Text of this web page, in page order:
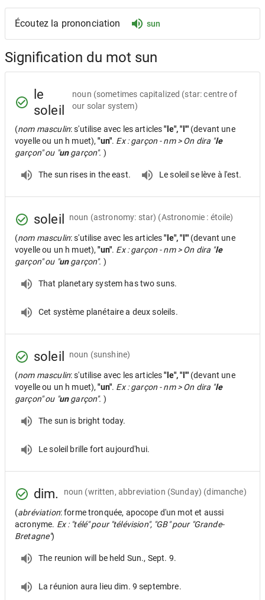
Écoutez la prononciation sun
Signification du mot sun
le
soleil
noun (sometimes capitalized (star: centre of
our solar system)
(nom masculin: s'utilise avec les articles"le", "l'" (devant une
voyelle ou un h muet),"un". Ex : garçon - nm > On dira "le
garçon" ou "ungarçon". )
The sun rises in the east. Le soleil se lève à l'est.
soleil noun (astronomy: star) (Astronomie : étoile)
(nom masculin: s'utilise avec les articles"le", "l'" (devant une
voyelle ou un h muet),"un". Ex : garçon - nm > On dira "le
garçon" ou "ungarçon". )
That planetary system has two suns.
Cet système planétaire a deux soleils.
soleil noun (sunshine)
(nom masculin: s'utilise avec les articles"le", "l'" (devant une
voyelle ou un h muet),"un". Ex : garçon - nm > On dira "le
garçon" ou "ungarçon". )
The sun is bright today.
Le soleil brille fort aujourd'hui.
dim. noun (written, abbreviation (Sunday) (dimanche)
(abréviation: forme tronquée, apocope d'un mot et aussi
acronyme. Ex : "télé" pour "télévision", "GB" pour "Grande-
Bretagne")
The reunion will be held Sun., Sept. 9.
La réunion aura lieu dim. 9 septembre.